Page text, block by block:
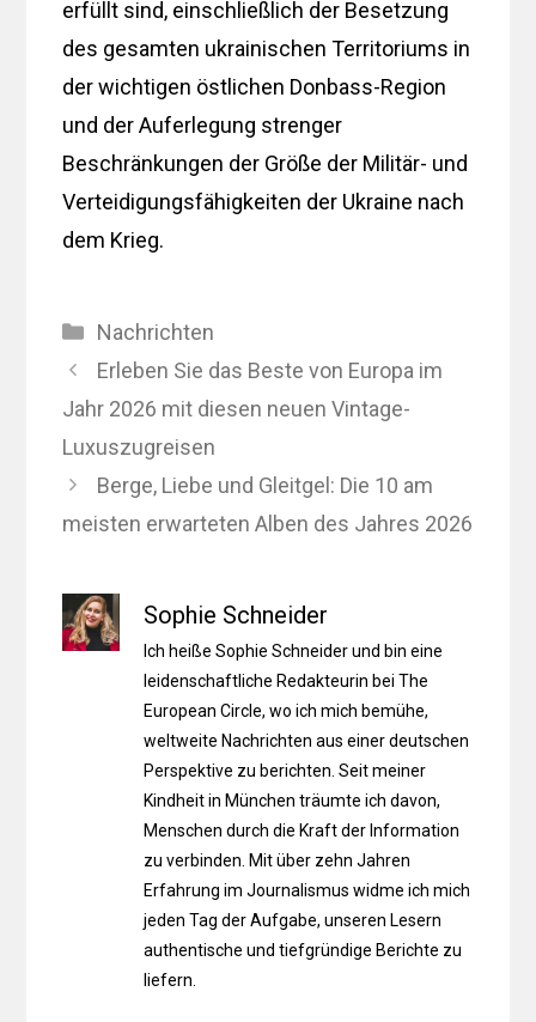
erfüllt sind, einschließlich der Besetzung
des gesamten ukrainischen Territoriums in
der wichtigen östlichen Donbass-Region
und der Auferlegung strenger
Beschränkungen der Größe der Militär- und
Verteidigungsfähigkeiten der Ukraine nach
dem Krieg.
Kategorien
Nachrichten
Erleben Sie das Beste von Europa im
Jahr 2026 mit diesen neuen Vintage-
Luxuszugreisen
Berge, Liebe und Gleitgel: Die 10 am
meisten erwarteten Alben des Jahres 2026
Sophie Schneider
Ich heiße Sophie Schneider und bin eine
leidenschaftliche Redakteurin bei The
European Circle, wo ich mich bemühe,
weltweite Nachrichten aus einer deutschen
Perspektive zu berichten. Seit meiner
Kindheit in München träumte ich davon,
Menschen durch die Kraft der Information
zu verbinden. Mit über zehn Jahren
Erfahrung im Journalismus widme ich mich
jeden Tag der Aufgabe, unseren Lesern
authentische und tiefgründige Berichte zu
liefern.